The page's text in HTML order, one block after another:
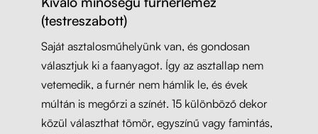
(testreszabott)
Saját asztalosműhelyünk van, és gondosan
választjuk ki a faanyagot. Így az asztallap nem
vetemedik, a furnér nem hámlik le, és évek
múltán is megőrzi a színét. 15 különböző dekor
közül választhat tömör, egyszínű vagy famintás,